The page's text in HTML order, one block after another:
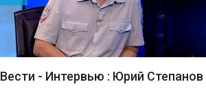
Вести - Интервью : Юрий Степанов